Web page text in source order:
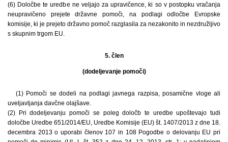
(6) Določbe te uredbe ne veljajo za upravičence, ki so v postopku vračanja
neupravičeno prejete državne pomoči, na podlagi odločbe Evropske
komisije, ki je prejeto državno pomoč razglasila za nezakonito in nezdružljivo
s skupnim trgom EU.
5. člen
(dodeljevanje pomoči)
(1) Pomoči se dodeli na podlagi javnega razpisa, posamične vloge ali
uveljavljanja davčne olajšave.
(2) Pri dodeljevanju pomoči se poleg določb te uredbe upoštevajo tudi
določbe Uredbe 651/2014/EU, Uredbe Komisije (EU) št. 1407/2013 z dne 18.
decembra 2013 o uporabi členov 107 in 108 Pogodbe o delovanju EU pri